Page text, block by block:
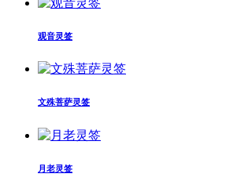
观音灵签
文殊菩萨灵签
月老灵签